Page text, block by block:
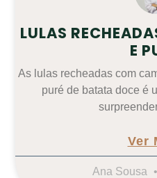
LULAS
E
As lulas recheadas com
puré de batata doce é
Ver
Ana Sousa